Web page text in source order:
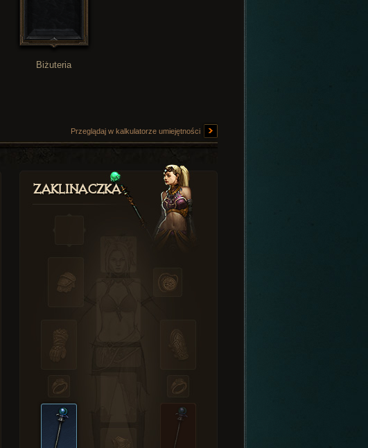
Biżuteria
Przeglądaj w kalkulatorze umiejętności
Zaklinaczka